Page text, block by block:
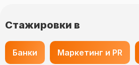
Стажировки в
Банки Маркетинг и PR